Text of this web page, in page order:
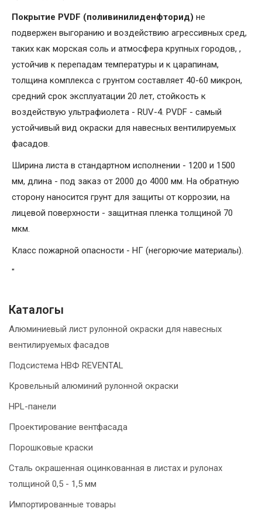
Покрытие PVDF (поливинилиденфторид) не
подвержен выгоранию и воздействию агрессивных сред,
таких как морская соль и атмосфера крупных городов, ,
устойчив к перепадам температуры и к царапинам,
толщина комплекса с грунтом составляет 40-60 микрон,
средний срок эксплуатации 20 лет, стойкость к
воздействую ультрафиолета - RUV-4. PVDF - самый
устойчивый вид окраски для навесных вентилируемых
фасадов.
Ширина листа в стандартном исполнении - 1200 и 1500
мм, длина - под заказ от 2000 до 4000 мм. На обратную
сторону наносится грунт для защиты от коррозии, на
лицевой поверхности - защитная пленка толщиной 70
мкм.
Класс пожарной опасности - НГ (негорючие материалы).
"
Каталогы
Алюминиевый лист рулонной окраски для навесных
вентилируемых фасадов
Подсистема НВФ REVENTAL
Кровельный алюминий рулонной окраски
HPL-панели
Проектирование вентфасада
Порошковые краски
Сталь окрашенная оцинкованная в листах и рулонах
толщиной 0,5 - 1,5 мм
Импортированные товары